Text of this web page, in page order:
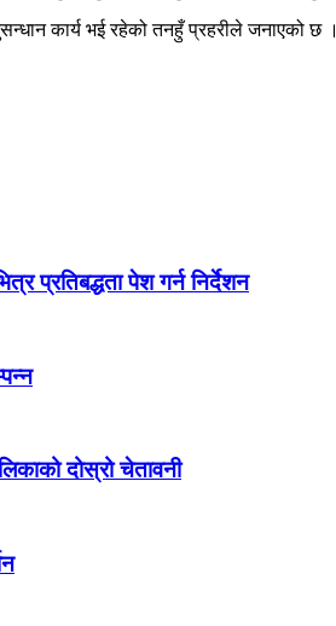
कार्य भई रहेको तनहुँ प्रहरीले जनाएको छ ।
प्रतिबद्धता पेश गर्न निर्देशन
दोस्रो चेतावनी